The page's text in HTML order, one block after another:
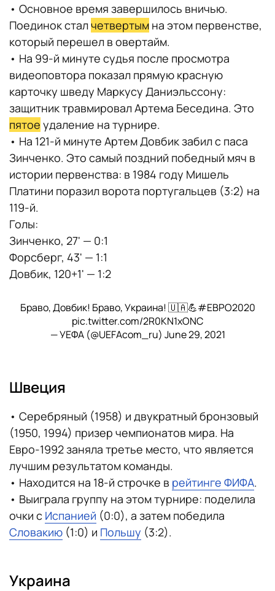
• Основное время завершилось вничью.
Поединок сталчетвертым на этом первенстве,
который перешел в овертайм.
• На 99-й минуте судья после просмотра
видеоповтора показал прямую красную
карточку шведу Маркусу Даниэльссону:
защитник травмировал Артема Беседина. Это
пятое удаление на турнире.
• На 121-й минуте Артем Довбик забил с паса
Зинченко. Это самый поздний победный мяч в
истории первенства: в 1984 году Мишель
Платини поразил ворота португальцев (3:2) на
119-й.
Голы:
Зинченко, 27' — 0:1
Форсберг, 43' — 1:1
Довбик, 120+1' — 1:2
Браво, Довбик! Браво, Украина! 🇺🇦💪#ЕВРО2020
pic.twitter.com/2R0KN1xONC
— УЕФА (@UEFAcom_ru) June 29, 2021
Швеция
• Серебряный (1958) и двукратный бронзовый
(1950, 1994) призер чемпионатов мира. На
Евро-1992 заняла третье место, что является
лучшим результатом команды.
• Находится на 18-й строчке в рейтинге ФИФА.
• Выиграла группу на этом турнире: поделила
очки с Испанией (0:0), а затем победила
Словакию (1:0) и Польшу (3:2).
Украина